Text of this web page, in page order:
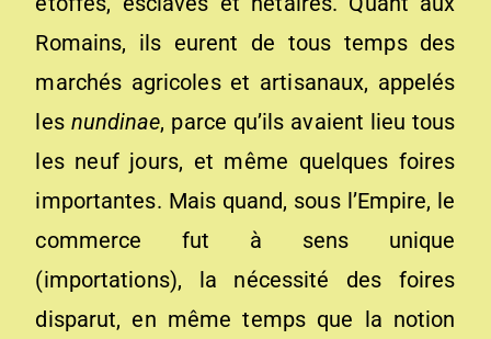
Romains, ils eurent de tous temps des
marchés agricoles et artisanaux, appelés
les nundinae, parce qu’ils avaient lieu tous
les neuf jours, et même quelques foires
importantes. Mais quand, sous l’Empire, le
commerce fut à sens unique
(importations), la nécessité des foires
disparut, en même temps que la notion